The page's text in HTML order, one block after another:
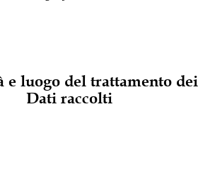
e luogo del trattamento dei
Dati raccolti